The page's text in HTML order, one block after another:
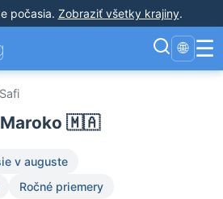
počasia. Zobraziť všetky krajiny.
🌐 ☰
Safi
Maroko 🇲🇦
v auguste
Ročné priemery